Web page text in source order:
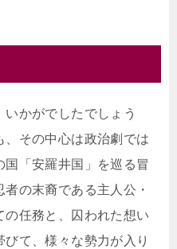
かがでしたでしょう
その中心は政治劇では
「安羅井国」を巡る冒
の末裔である主人公・
任務と、囚われた想い
て、様々な勢力が入り